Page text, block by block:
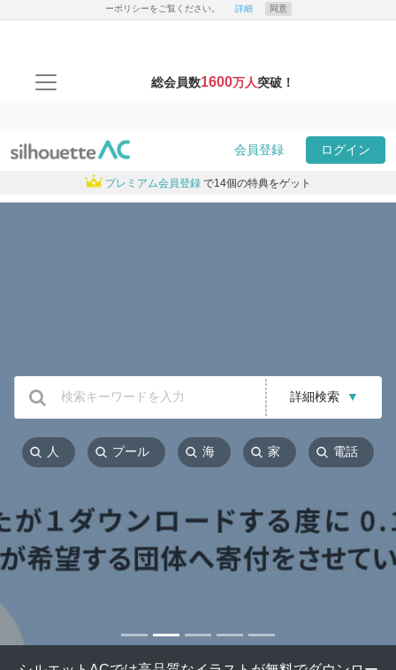
ーポリシーをご覧ください。 詳細 同意
総会員数1600万人突破！
会員登録 ログイン
プレミアム会員登録 で14個の特典をゲット
詳細検索 ▼
人 プール 海 家 電話